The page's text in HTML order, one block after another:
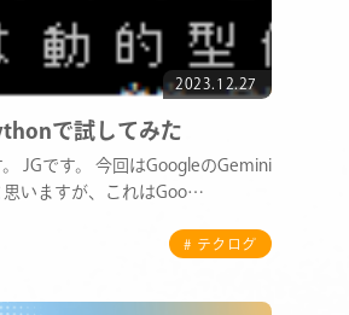
2023.12.27
で試してみた
JGです。 今回はGoogleのGemini
思いますが、これはGoo…
# テクログ